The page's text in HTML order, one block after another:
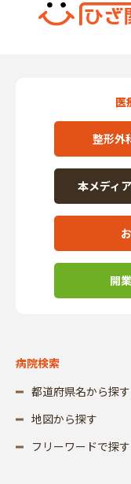
医
整形外
本メディ
開
病院検索
都道府県名から探す
地図から探す
フリーワードで探す